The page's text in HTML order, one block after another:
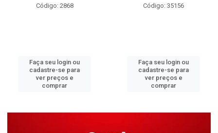
Código: 2868
Faça seu login ou
cadastre-se para
ver preços e
comprar
Código: 35156
Faça seu login ou
cadastre-se para
ver preços e
comprar